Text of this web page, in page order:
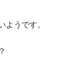
ようです。